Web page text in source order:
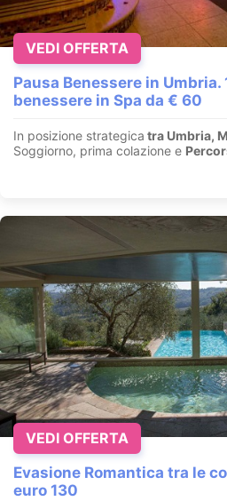
Pausa Benessere in
benessere in Spa da € 60
In posizione strategica tra Umbria,
Soggiorno, prima colazione e
VEDI OFFERTA
Evasione Romantica tra le
euro 130
VEDI OFFERTA